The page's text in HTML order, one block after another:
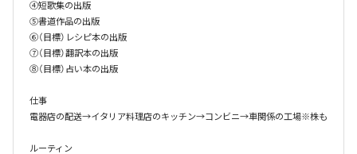
④短歌集の出版
⑤書道作品の出版
⑥（目標）レシピ本の出版
⑦（目標）翻訳本の出版
⑧（目標）占い本の出版
仕事
電器店の配送→イタリア料理店のキッチン→コンビニ→車関係の工場※株も
ルーティン